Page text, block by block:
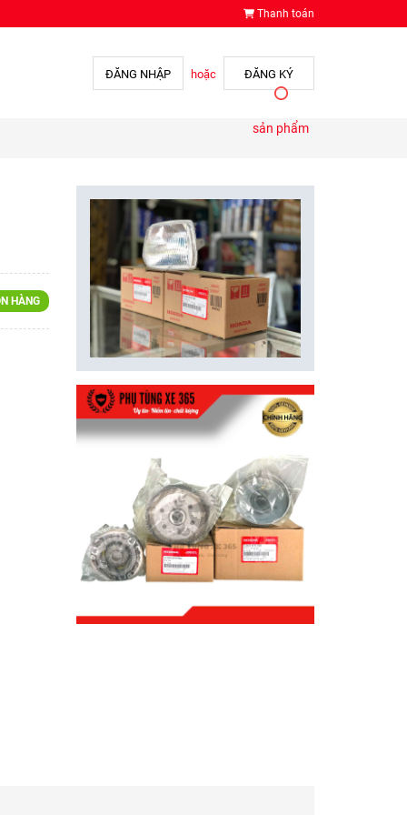
Thanh toán
ĐĂNG NHẬP hoặc ĐĂNG KÝ
sản phẩm
HÀNG